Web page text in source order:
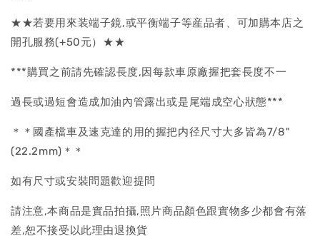
★★若要用來装端子鏡,或平衡端子等産品者、可加購本店之
開孔服務(+50元）★★
***購買之前請先確認長度,因每款車原廠握把套長度不一
過長或過短會造成加油內管露出或是尾端成空心狀態***
＊＊國產檔車及速克達的用的握把内径尺寸大多皆為7/8"
(22.2mm)＊＊
如有尺寸或安裝問題歡迎提問
請注意,本商品是實品拍攝,照片商品顏色跟實物多少都會有落
差,恕不接受以此理由退換貨